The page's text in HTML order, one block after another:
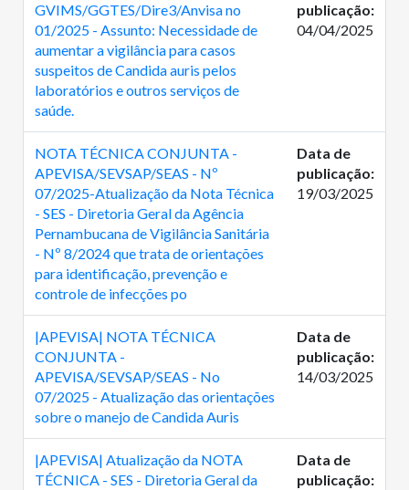
GVIMS/GGTES/Dire3/Anvisa no
01/2025 - Assunto: Necessidade de
aumentar a vigilância para casos
suspeitos de Candida auris pelos
laboratórios e outros serviços de
saúde.
publicação:
04/04/2025
NOTA TÉCNICA CONJUNTA -
APEVISA/SEVSAP/SEAS - Nº
07/2025-Atualização da Nota Técnica
- SES - Diretoria Geral da Agência
Pernambucana de Vigilância Sanitária
- Nº 8/2024 que trata de orientações
para identificação, prevenção e
controle de infecções po
Data de
publicação:
19/03/2025
|APEVISA| NOTA TÉCNICA
CONJUNTA -
APEVISA/SEVSAP/SEAS - No
07/2025 - Atualização das orientações
sobre o manejo de Candida Auris
Data de
publicação:
14/03/2025
|APEVISA| Atualização da NOTA
TÉCNICA - SES - Diretoria Geral da
Data de
publicação: